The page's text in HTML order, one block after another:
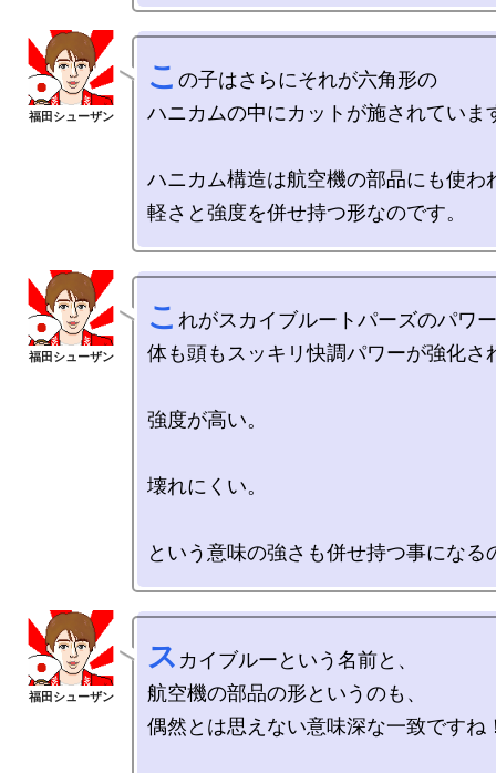
こ の子はさらにそれが六角形の
ハニカムの中にカットが施されていま
ハニカム構造は航空機の部品にも使わ
こ れがスカイブルートパーズのパワ
体も頭もスッキリ快調パワーが強化さ
強度が高い。
壊れにくい。
ス カイブルーという名前と、
航空機の部品の形というのも、
偶然とは思えない意味深な一致ですね